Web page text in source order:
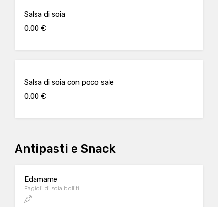
Salsa di soia
0.00 €
Salsa di soia con poco sale
0.00 €
Antipasti e Snack
Edamame
Fagioli di soia bolliti